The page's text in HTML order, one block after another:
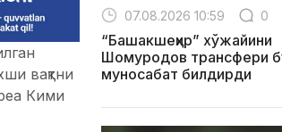
вақтни
Кими
07.08.2026 10:59 0
“Башакшеҳир” хўжайини
Шомуродов трансфери
муносабат билдирди